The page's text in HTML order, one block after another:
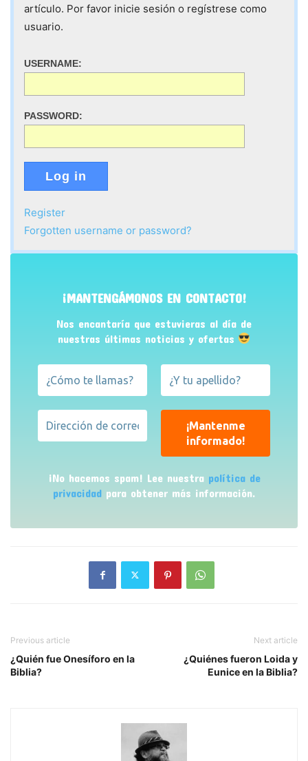
artículo. Por favor inicie sesión o regístrese como
usuario.
USERNAME:
PASSWORD:
Log in
Register
Forgotten username or password?
¡MANTENGÁMONOS EN CONTACTO!
Nos encantaría que estuvieras al día de
nuestras últimas noticias y ofertas
¡No hacemos spam! Lee nuestra política de
privacidad para obtener más información.
Previous article
¿Quién fue Onesíforo en la
Biblia?
Next article
¿Quiénes fueron Loida y
Eunice en la Biblia?